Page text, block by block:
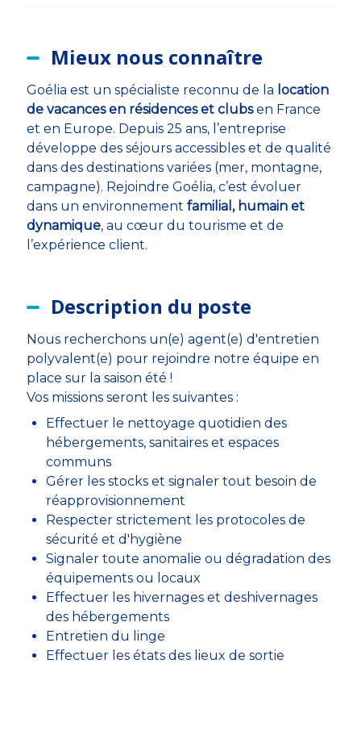
Mieux nous connaître
Goélia est un spécialiste reconnu de la location
de vacances en résidences et clubsen France
et en Europe. Depuis 25 ans, l’entreprise
développe des séjours accessibles et de qualité
dans des destinations variées (mer, montagne,
campagne). Rejoindre Goélia, c’est évoluer
dans un environnement familial, humain et
dynamique, au cœur du tourisme et de
l’expérience client.
Description du poste
Nous recherchons un(e) agent(e) d'entretien
polyvalent(e) pour rejoindre notre équipe en
place sur la saison été !
Vos missions seront les suivantes :
Effectuer le nettoyage quotidien des
hébergements, sanitaires et espaces
communs
Gérer les stocks et signaler tout besoin de
réapprovisionnement
Respecter strictement les protocoles de
sécurité et d'hygiène
Signaler toute anomalie ou dégradation des
équipements ou locaux
Effectuer les hivernages et deshivernages
des hébergements
Entretien du linge
Effectuer les états des lieux de sortie